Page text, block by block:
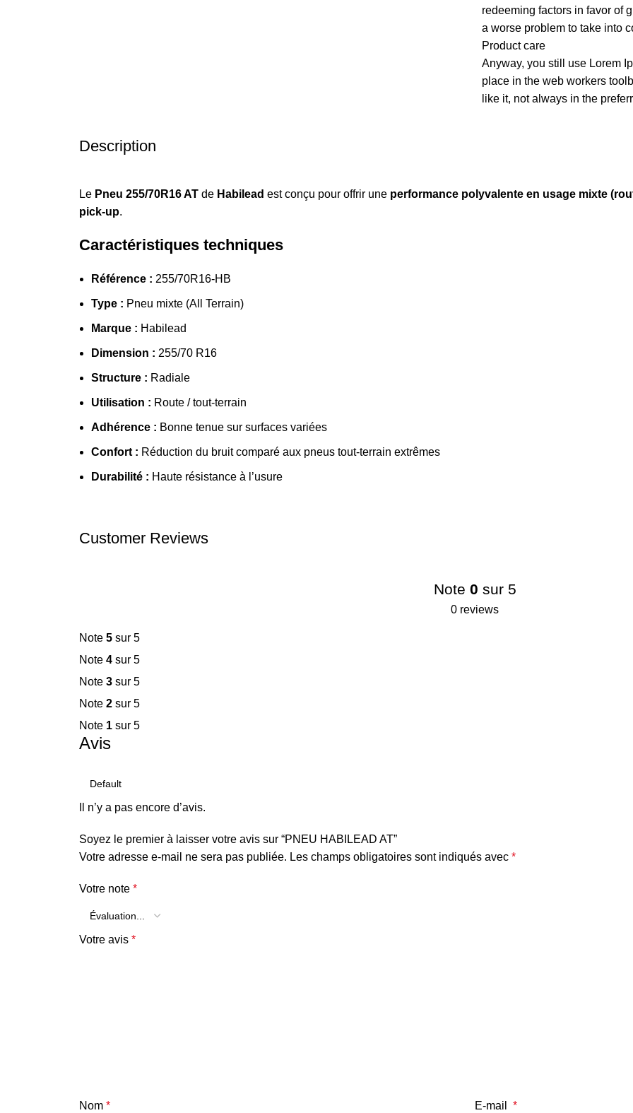
redeeming factors in favor of
a worse problem to take into
Product care
Anyway, you still use Lorem
place in the web workers
like it, not always in the
Description
Le Pneu 255/70R16 AT de Habilead est conçu pour offrir une performance polyvalente en usage mixte
pick-up.
Caractéristiques techniques
Référence : 255/70R16-HB
Type : Pneu mixte (All Terrain)
Marque : Habilead
Dimension : 255/70 R16
Structure : Radiale
Utilisation : Route / tout-terrain
Adhérence : Bonne tenue sur surfaces variées
Confort : Réduction du bruit comparé aux pneus tout-terrain extrêmes
Durabilité : Haute résistance à l’usure
Customer Reviews
Note 0 sur 5
0 reviews
Note 5 sur 5
Note 4 sur 5
Note 3 sur 5
Note 2 sur 5
Note 1 sur 5
Avis
Il n’y a pas encore d’avis.
Soyez le premier à laisser votre avis sur “PNEU HABILEAD AT”
Votre adresse e-mail ne sera pas publiée. Les champs obligatoires sont indiqués avec *
Votre note *
Votre avis *
Nom * E-mail *